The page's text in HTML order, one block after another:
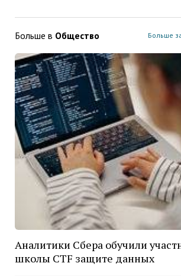
Больше в Общество Больше
Аналитики Сбера обучили
школы CTF защите данных